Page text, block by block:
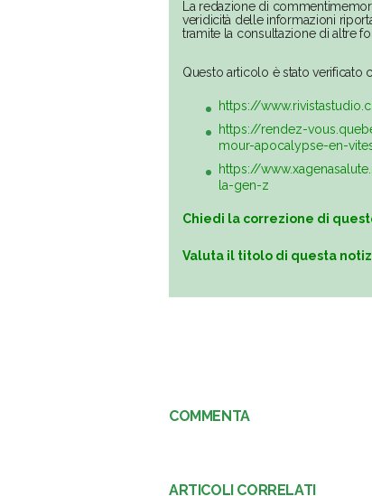
La redazione di
veridicità delle informazioni
tramite la consultazione di altre
Questo articolo è stato verificato
https://
https://rendez-
mour-apocalypse-en-
https://
la-gen-z
Chiedi la correzione di
Valuta il titolo di questa
COMMENTA
ARTICOLI CORRELATI